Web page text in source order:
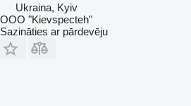
Ukraina, Kyiv
OOO "Kievspecteh"
Sazināties ar pārdevēju